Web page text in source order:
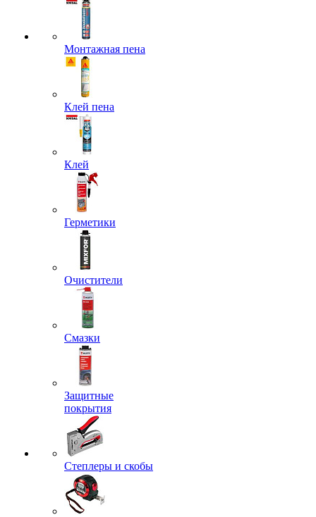
Монтажная пена
Клей пена
Клей
Герметики
Очистители
Смазки
Защитные
покрытия
Степлеры и скобы